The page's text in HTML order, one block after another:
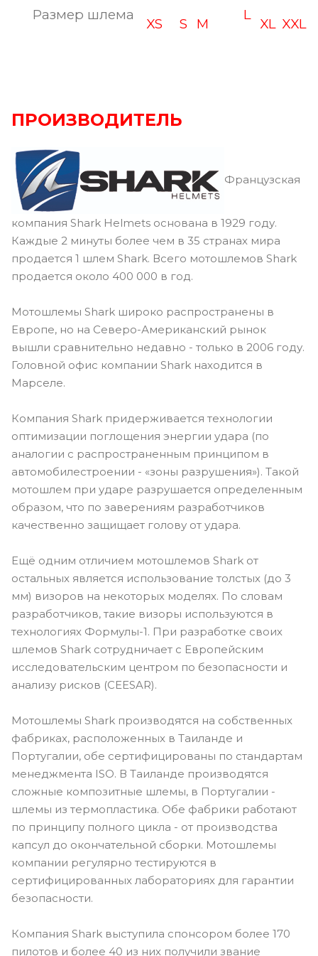
Размер шлема
XS S M
L
XL XXL
ПРОИЗВОДИТЕЛЬ
Французская
компания Shark Helmets основана в 1929 году.
Каждые 2 минуты более чем в 35 странах мира
продается 1 шлем Shark. Всего мотошлемов Shark
продается около 400 000 в год.
Мотошлемы Shark широко распространены в
Европе, но на Северо-Американский рынок
вышли сравнительно недавно - только в 2006 году.
Головной офис компании Shark находится в
Марселе.
Компания Shark придерживается технологии
оптимизации поглощения энергии удара (по
аналогии с распространенным принципом в
автомобилестроении - «зоны разрушения»). Такой
мотошлем при ударе разрушается определенным
образом, что по заверениям разработчиков
качественно защищает голову от удара.
Ещё одним отличием мотошлемов Shark от
остальных является использование толстых (до 3
мм) визоров на некоторых моделях. По словам
разработчиков, такие визоры используются в
технологиях Формулы-1. При разработке своих
шлемов Shark сотрудничает с Европейским
исследовательским центром по безопасности и
анализу рисков (CEESAR).
Мотошлемы Shark производятся на собственных
фабриках, расположенных в Таиланде и
Португалии, обе сертифицированы по стандартам
менеджмента ISO. В Таиланде производятся
сложные композитные шлемы, в Португалии -
шлемы из термопластика. Обе фабрики работают
по принципу полного цикла - от производства
капсул до окончательной сборки. Мотошлемы
компании регулярно тестируются в
сертифицированных лабораториях для гарантии
безопасности.
Компания Shark выступила спонсором более 170
пилотов и более 40 из них получили звание